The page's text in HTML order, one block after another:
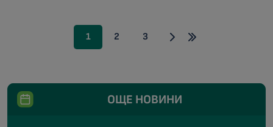
1 2 3
ОЩЕ НОВИНИ